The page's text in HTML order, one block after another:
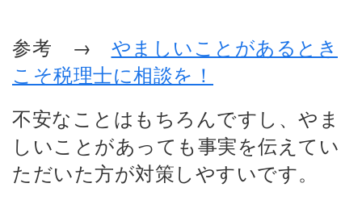
参考 → やましいことがあるとき
こそ税理士に相談を！
不安なことはもちろんですし、やま
しいことがあっても事実を伝えてい
ただいた方が対策しやすいです。